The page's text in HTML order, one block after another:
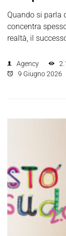
Quando si parla
concentra
realtà, il
Agency
9 Giugno 2026